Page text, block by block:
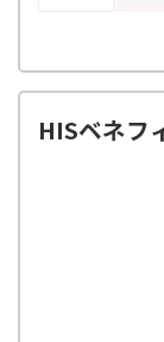
HISベネフ